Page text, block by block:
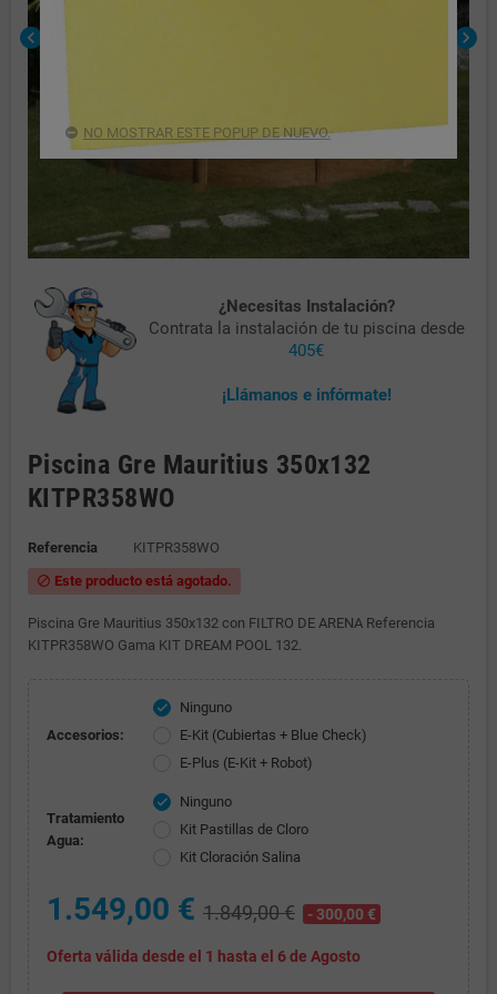
chevron_left chevron_right
¿Necesitas Instalación?
Contrata la instalación de tu piscina desde
405€
¡Llámanos e infórmate!
Piscina Gre Mauritius 350x132
KITPR358WO
Referencia KITPR358WO
block Este producto está agotado.
Piscina Gre Mauritius 350x132 con FILTRO DE ARENA Referencia
KITPR358WO Gama KIT DREAM POOL 132.
Accesorios:
check
Ninguno
E-Kit (Cubiertas + Blue Check)
E-Plus (E-Kit + Robot)
Tratamiento
Agua:
check
Ninguno
Kit Pastillas de Cloro
Kit Cloración Salina
1.549,00 € 1.849,00 € - 300,00 €
Oferta válida desde el 1 hasta el 6 de Agosto
NO MOSTRAR ESTE POPUP DE NUEVO.